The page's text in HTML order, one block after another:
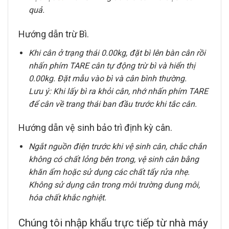
quả.
Hướng dẫn trừ Bì.
Khi cân ở trạng thái 0.00kg, đặt bì lên bàn cân rồi
nhấn phím TARE cân tự động trừ bì và hiển thị
0.00kg. Đặt mẫu vào bì và cân bình thường.
Lưu ý: Khi lấy bì ra khỏi cân, nhớ nhấn phím TARE
để cân về trang thái ban đầu trước khi tắc cân.
Hướng dẫn vệ sinh bảo trì định kỳ cân.
Ngắt nguồn điện trước khi vệ sinh cân, chắc chắn
không có chất lỏng bên trong, vệ sinh cân bằng
khăn ẩm hoặc sử dụng các chất tẩy rửa nhẹ.
Không sử dụng cân trong môi trường dung môi,
hóa chất khắc nghiệt.
Chúng tôi nhập khẩu trực tiếp từ nhà máy